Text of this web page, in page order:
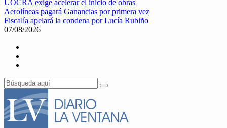
UOCRA exige acelerar el inicio de obras
Aerolíneas pagará Ganancias por primera vez
Fiscalía apelará la condena por Lucía Rubiño
07/08/2026